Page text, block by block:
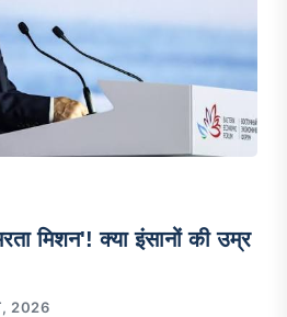
मिशन'! क्या इंसानों की उम्र
2026